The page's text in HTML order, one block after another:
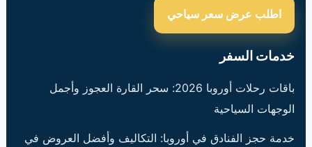
اطلب عرض سعر سياحي
خدمات السفر
باقات رحلات أوروبا 2026: سحر القارة العجوز وأجمل
الوجهات السياحية
خدمة حجز الفنادق في أوروبا: التكاليف وأفضل العروض في